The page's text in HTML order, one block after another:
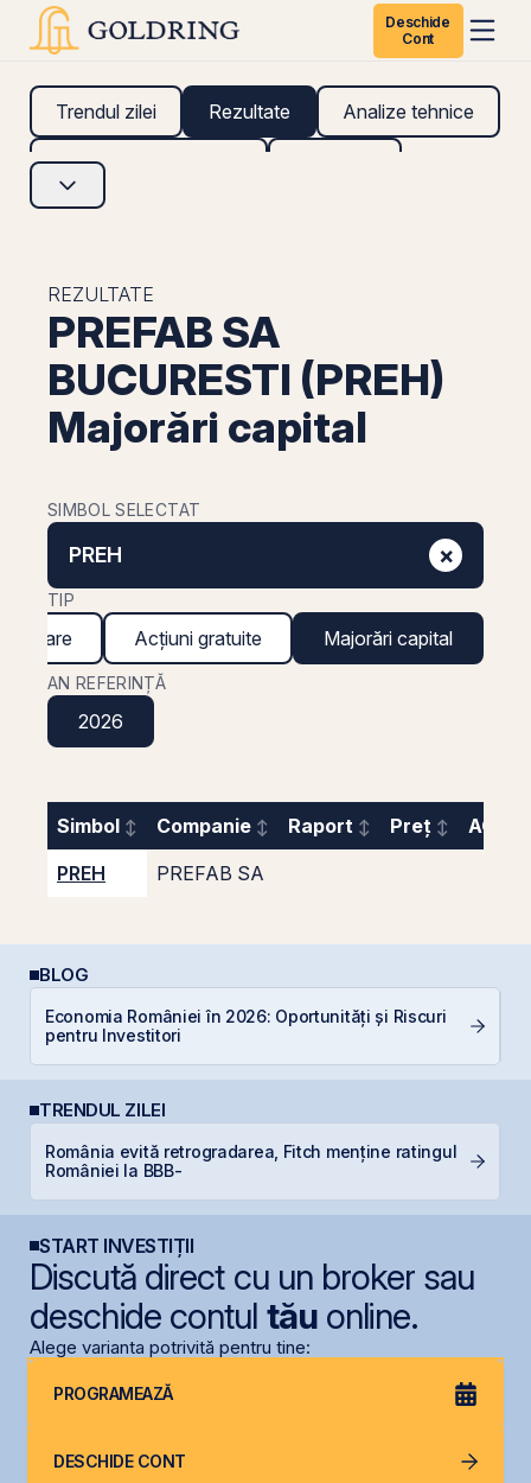
Deschide
Cont
Trendul zilei Rezultate Analize tehnice
Analize fundamentale
REZULTATE
PREFAB SA
BUCURESTI (PREH)
Majorări capital
SIMBOL SELECTAT
PREH ×
TIP
Acțiuni gratuite Majorări capital
AN REFERINȚĂ
2026
Simbol Companie Raport Preț
AGA
PREH
PREFAB SA
BLOG
Economia României în 2026: Oportunități și Riscuri
pentru Investitori
TRENDUL ZILEI
România evită retrogradarea, Fitch menține ratingul
României la BBB-
START INVESTIȚII
Discută direct cu un broker sau
deschide contul tăuonline.
Alege varianta potrivită pentru tine:
PROGRAMEAZĂ
DESCHIDE CONT